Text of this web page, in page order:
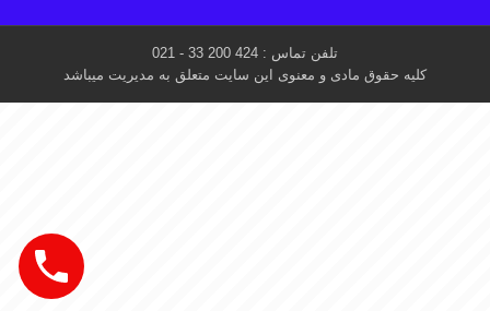
تلفن تماس : 424 200 33 - 021
کلیه حقوق مادی و معنوی این سایت متعلق به مدیریت میباشد